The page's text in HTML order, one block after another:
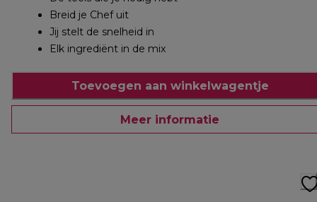
Breid je Chef uit
Jij stelt de snelheid in
Elk ingrediënt in de mix
Toevoegen aan winkelwagentje
Meer informatie